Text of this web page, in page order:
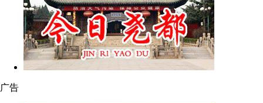
广告